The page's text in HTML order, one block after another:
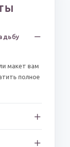
макет вам
полное